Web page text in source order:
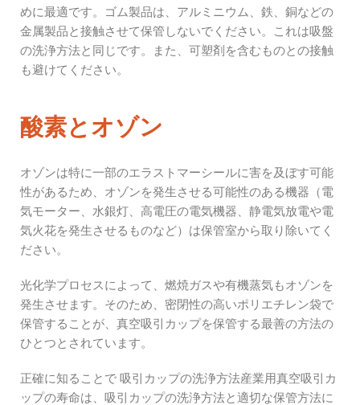
めに最適です。ゴム製品は、アルミニウム、鉄、銅などの
金属製品と接触させて保管しないでください。これは吸盤
の洗浄方法と同じです。また、可塑剤を含むものとの接触
も避けてください。
酸素とオゾン
オゾンは特に一部のエラストマーシールに害を及ぼす可能
性があるため、オゾンを発生させる可能性のある機器（電
気モーター、水銀灯、高電圧の電気機器、静電気放電や電
気火花を発生させるものなど）は保管室から取り除いてく
ださい。
光化学プロセスによって、燃焼ガスや有機蒸気もオゾンを
発生させます。そのため、密閉性の高いポリエチレン袋で
保管することが、真空吸引カップを保管する最善の方法の
ひとつとされています。
正確に知ることで 吸引カップの洗浄方法産業用真空吸引カ
ップの寿命は、吸引カップの洗浄方法と適切な保管方法に